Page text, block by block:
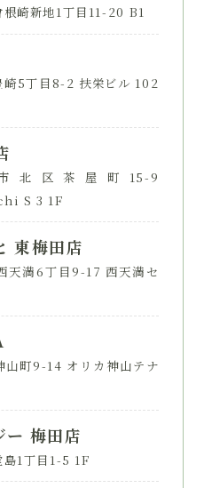
崎新地1丁目11-20 B1
崎5丁目8-2 扶栄ビル 102
北区茶屋町15-9
S 3 1F
東梅田店
天満6丁目9-17 西天満セ
山町9-14 オリカ神山テナ
ー 梅田店
島1丁目1-5 1F